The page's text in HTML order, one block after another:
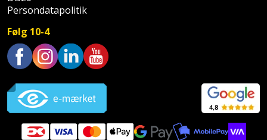
Skruetrækker
Skruetvinge
Slibeartikler
Smøring
og
rustopløser
Linjelaser
Loddekolbe
Luftværktøj
Måleinstrumenter
Malersprøjte
Personlig
pleje
Plantekasser
Postkasse
Postkassestander
Persondatapolitik
Følg 10-4